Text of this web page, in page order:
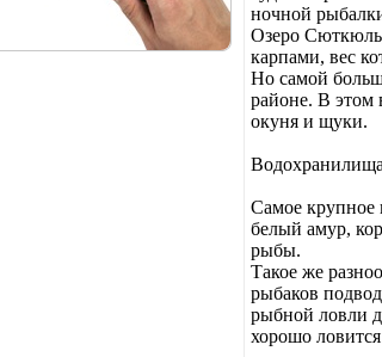
ночной
Озеро
карпами, вес
Но самой
районе. В этом
окуня и щуки.
Самое крупное
белый амур,
рыбы.
Такое же
рыбаков
рыбной ловли
хорошо